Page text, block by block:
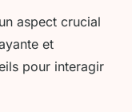
aspect crucial
et
pour interagir